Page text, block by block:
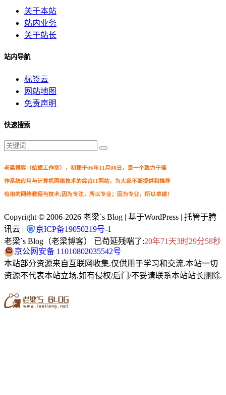
关于本站
站内业务
关于站长
站内导航
标签云
网站地图
免责声明
快速搜索
老梁博客（蛤蟆工作室），初建于06年11月08日，是一个致力于操
作系统应用与计算机网络技术的综合IT网站，为大家不断提供和推荐
有用的网络教程与技术;因为专注，所以专业；因为专业，所以卓越！
Copyright © 2006-2026 老梁`s Blog | 基于WordPress | 托管于腾
讯云 |
京ICP备19050219号-1
老梁`s Blog（老梁博客） 已苟延残喘了:20年71天3时29分58秒
京公网安备 11010802035542号
本站部分资源来自互联网收集,仅供用于学习和交流.本站一切
资源不代表本站立场,如有侵权/后门/不妥请联系本站站长删除.